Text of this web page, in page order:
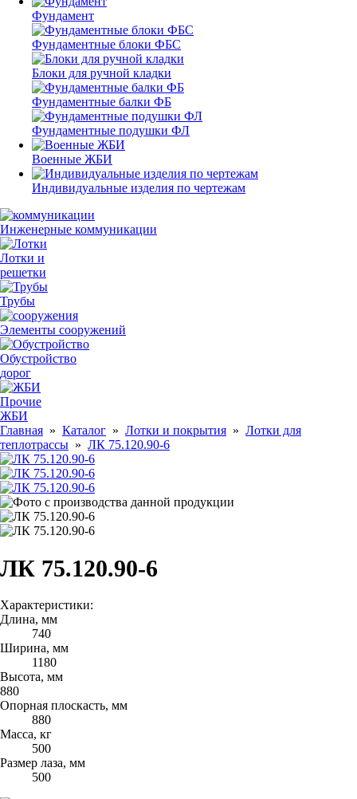
Фундамент
Фундаментные блоки ФБС
Блоки для ручной кладки
Фундаментные балки ФБ
Фундаментные подушки ФЛ
Военные ЖБИ
Индивидуальные изделия по чертежам
Инженерные коммуникации
Лотки и
решетки
Трубы
Элементы сооружений
Обустройство
дорог
Прочие
ЖБИ
Главная » Каталог » Лотки и покрытия » Лотки для
теплотрассы » ЛК 75.120.90-6
ЛК 75.120.90-6
Характеристики:
Длина, мм
740
Ширина, мм
1180
Высота, мм
880
Опорная плоскасть, мм
880
Масса, кг
500
Размер лаза, мм
500